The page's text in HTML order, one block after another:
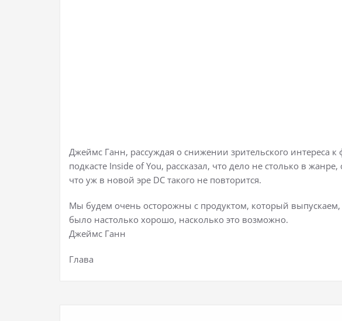
Джеймс Ганн, рассуждая о снижении зрительского интереса
подкасте Inside of You, рассказал, что дело не столько в
что уж в новой эре DC такого не повторится.
Мы будем очень осторожны с продуктом, который
было настолько хорошо, насколько это возможно.
Джеймс Ганн
Глава